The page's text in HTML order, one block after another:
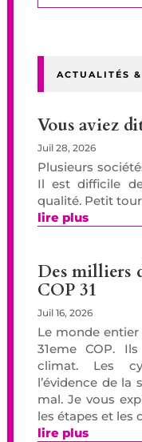
ACTUALITÉS
Vous aviez
Juil 28, 2026
Plusieurs
Il est difficile
qualité. Petit tour
lire plus
Des milliers
COP 31
Juil 16, 2026
Le monde
31eme COP.
climat. Les
l’évidence de
mal. Je vous
les étapes et les
lire plus